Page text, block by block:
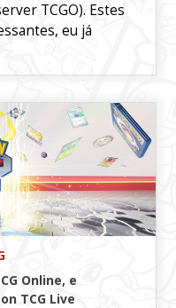
TCGO). Estes
eu já
Online, e
TCG Live